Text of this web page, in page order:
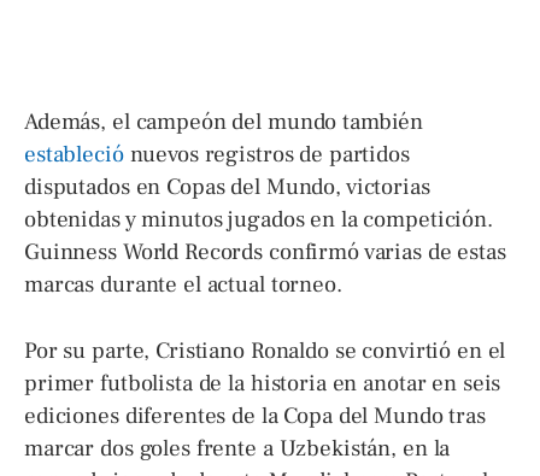
Además, el campeón del mundo también
estableció nuevos registros de partidos
disputados en Copas del Mundo, victorias
obtenidas y minutos jugados en la competición.
Guinness World Records confirmó varias de estas
marcas durante el actual torneo.
Por su parte, Cristiano Ronaldo se convirtió en el
primer futbolista de la historia en anotar en seis
ediciones diferentes de la Copa del Mundo tras
marcar dos goles frente a Uzbekistán, en la